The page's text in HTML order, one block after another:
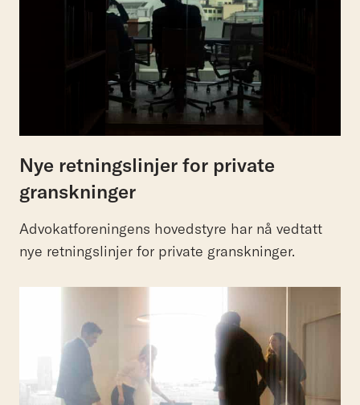
Nye retningslinjer for private
granskninger
Advokatforeningens hovedstyre har nå vedtatt
nye retningslinjer for private granskninger.